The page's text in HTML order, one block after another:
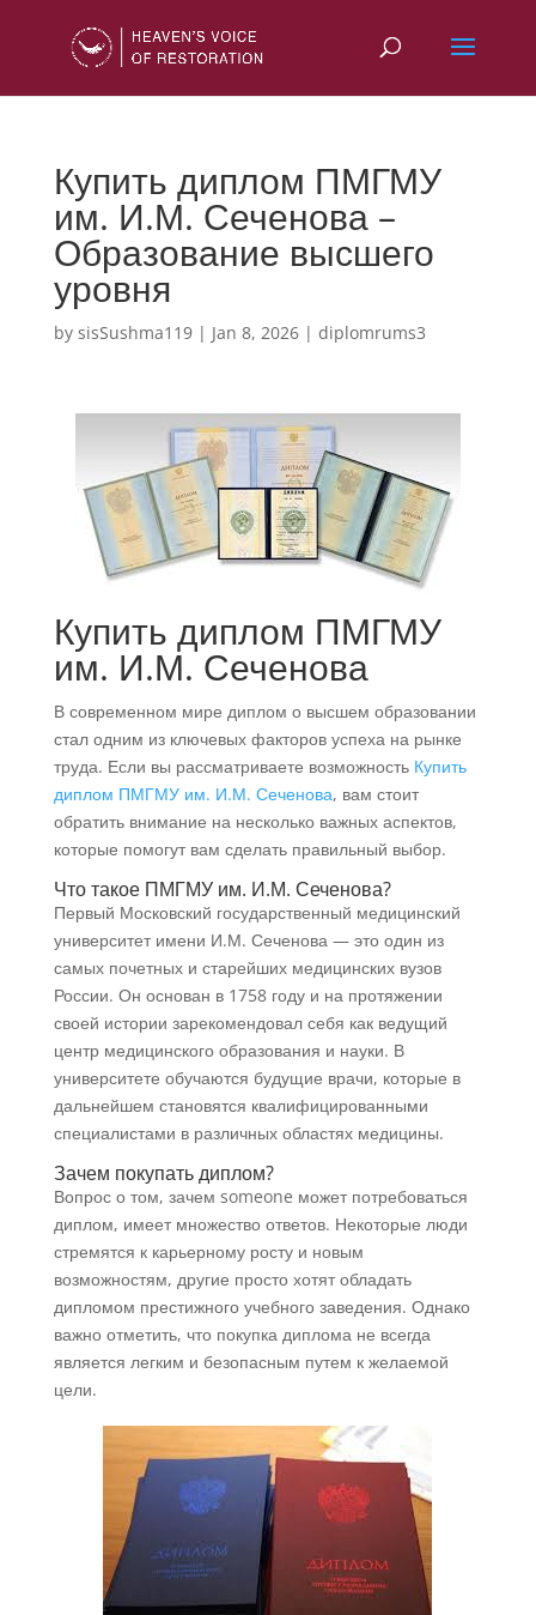
Купить диплом ПМГМУ
им. И.М. Сеченова –
Образование высшего
уровня
by sisSushma119| Jan 8, 2026| diplomrums3
Купить диплом ПМГМУ
им. И.М. Сеченова
В современном мире диплом о высшем образовании
стал одним из ключевых факторов успеха на рынке
труда. Если вы рассматриваете возможность Купить
диплом ПМГМУ им. И.М. Сеченова, вам стоит
обратить внимание на несколько важных аспектов,
которые помогут вам сделать правильный выбор.
Что такое ПМГМУ им. И.М. Сеченова?
Первый Московский государственный медицинский
университет имени И.М. Сеченова — это один из
самых почетных и старейших медицинских вузов
России. Он основан в 1758 году и на протяжении
своей истории зарекомендовал себя как ведущий
центр медицинского образования и науки. В
университете обучаются будущие врачи, которые в
дальнейшем становятся квалифицированными
специалистами в различных областях медицины.
Зачем покупать диплом?
Вопрос о том, зачем someone может потребоваться
диплом, имеет множество ответов. Некоторые люди
стремятся к карьерному росту и новым
возможностям, другие просто хотят обладать
дипломом престижного учебного заведения. Однако
важно отметить, что покупка диплома не всегда
является легким и безопасным путем к желаемой
цели.